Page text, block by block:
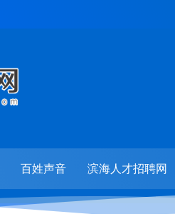
百姓声音 滨海人才招聘网